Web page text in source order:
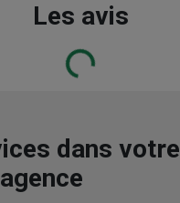
Les avis
Loading...
dans votre
agence